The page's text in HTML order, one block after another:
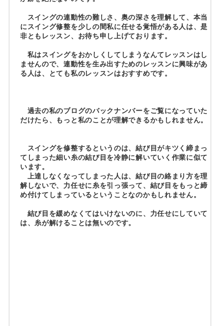
スイングの連動性の難しさ、奥の深さを理解して、本当
にスイング修整を少しの間私に任せる覚悟がある人は、是
非ともレッスン、お待ち申し上げております。
私はスイングをおかしくしてしまうなんてレッスンはし
ませんので、連動性を生み出すためのレッスンに興味があ
る人は、とても私のレッスンはおすすめです。
過去の私のブログのバックナンバーをご覧になっていた
だけたら、もっと私のことが理解できるかもしれません。
スイングを修整するというのは、結び目がキツく締まっ
てしまった細い糸の結び目を冷静に解いていく作業に似て
います。
上達しなくなってしまった人は、結び目の絡まり方を理
解しないで、力任せに糸を引っ張って、結び目をもっと締
め付けてしまっているということなのかもしれません。
結び目を緩めなくてはいけないのに、力任せにしていて
は、糸が解けることは無いのです。